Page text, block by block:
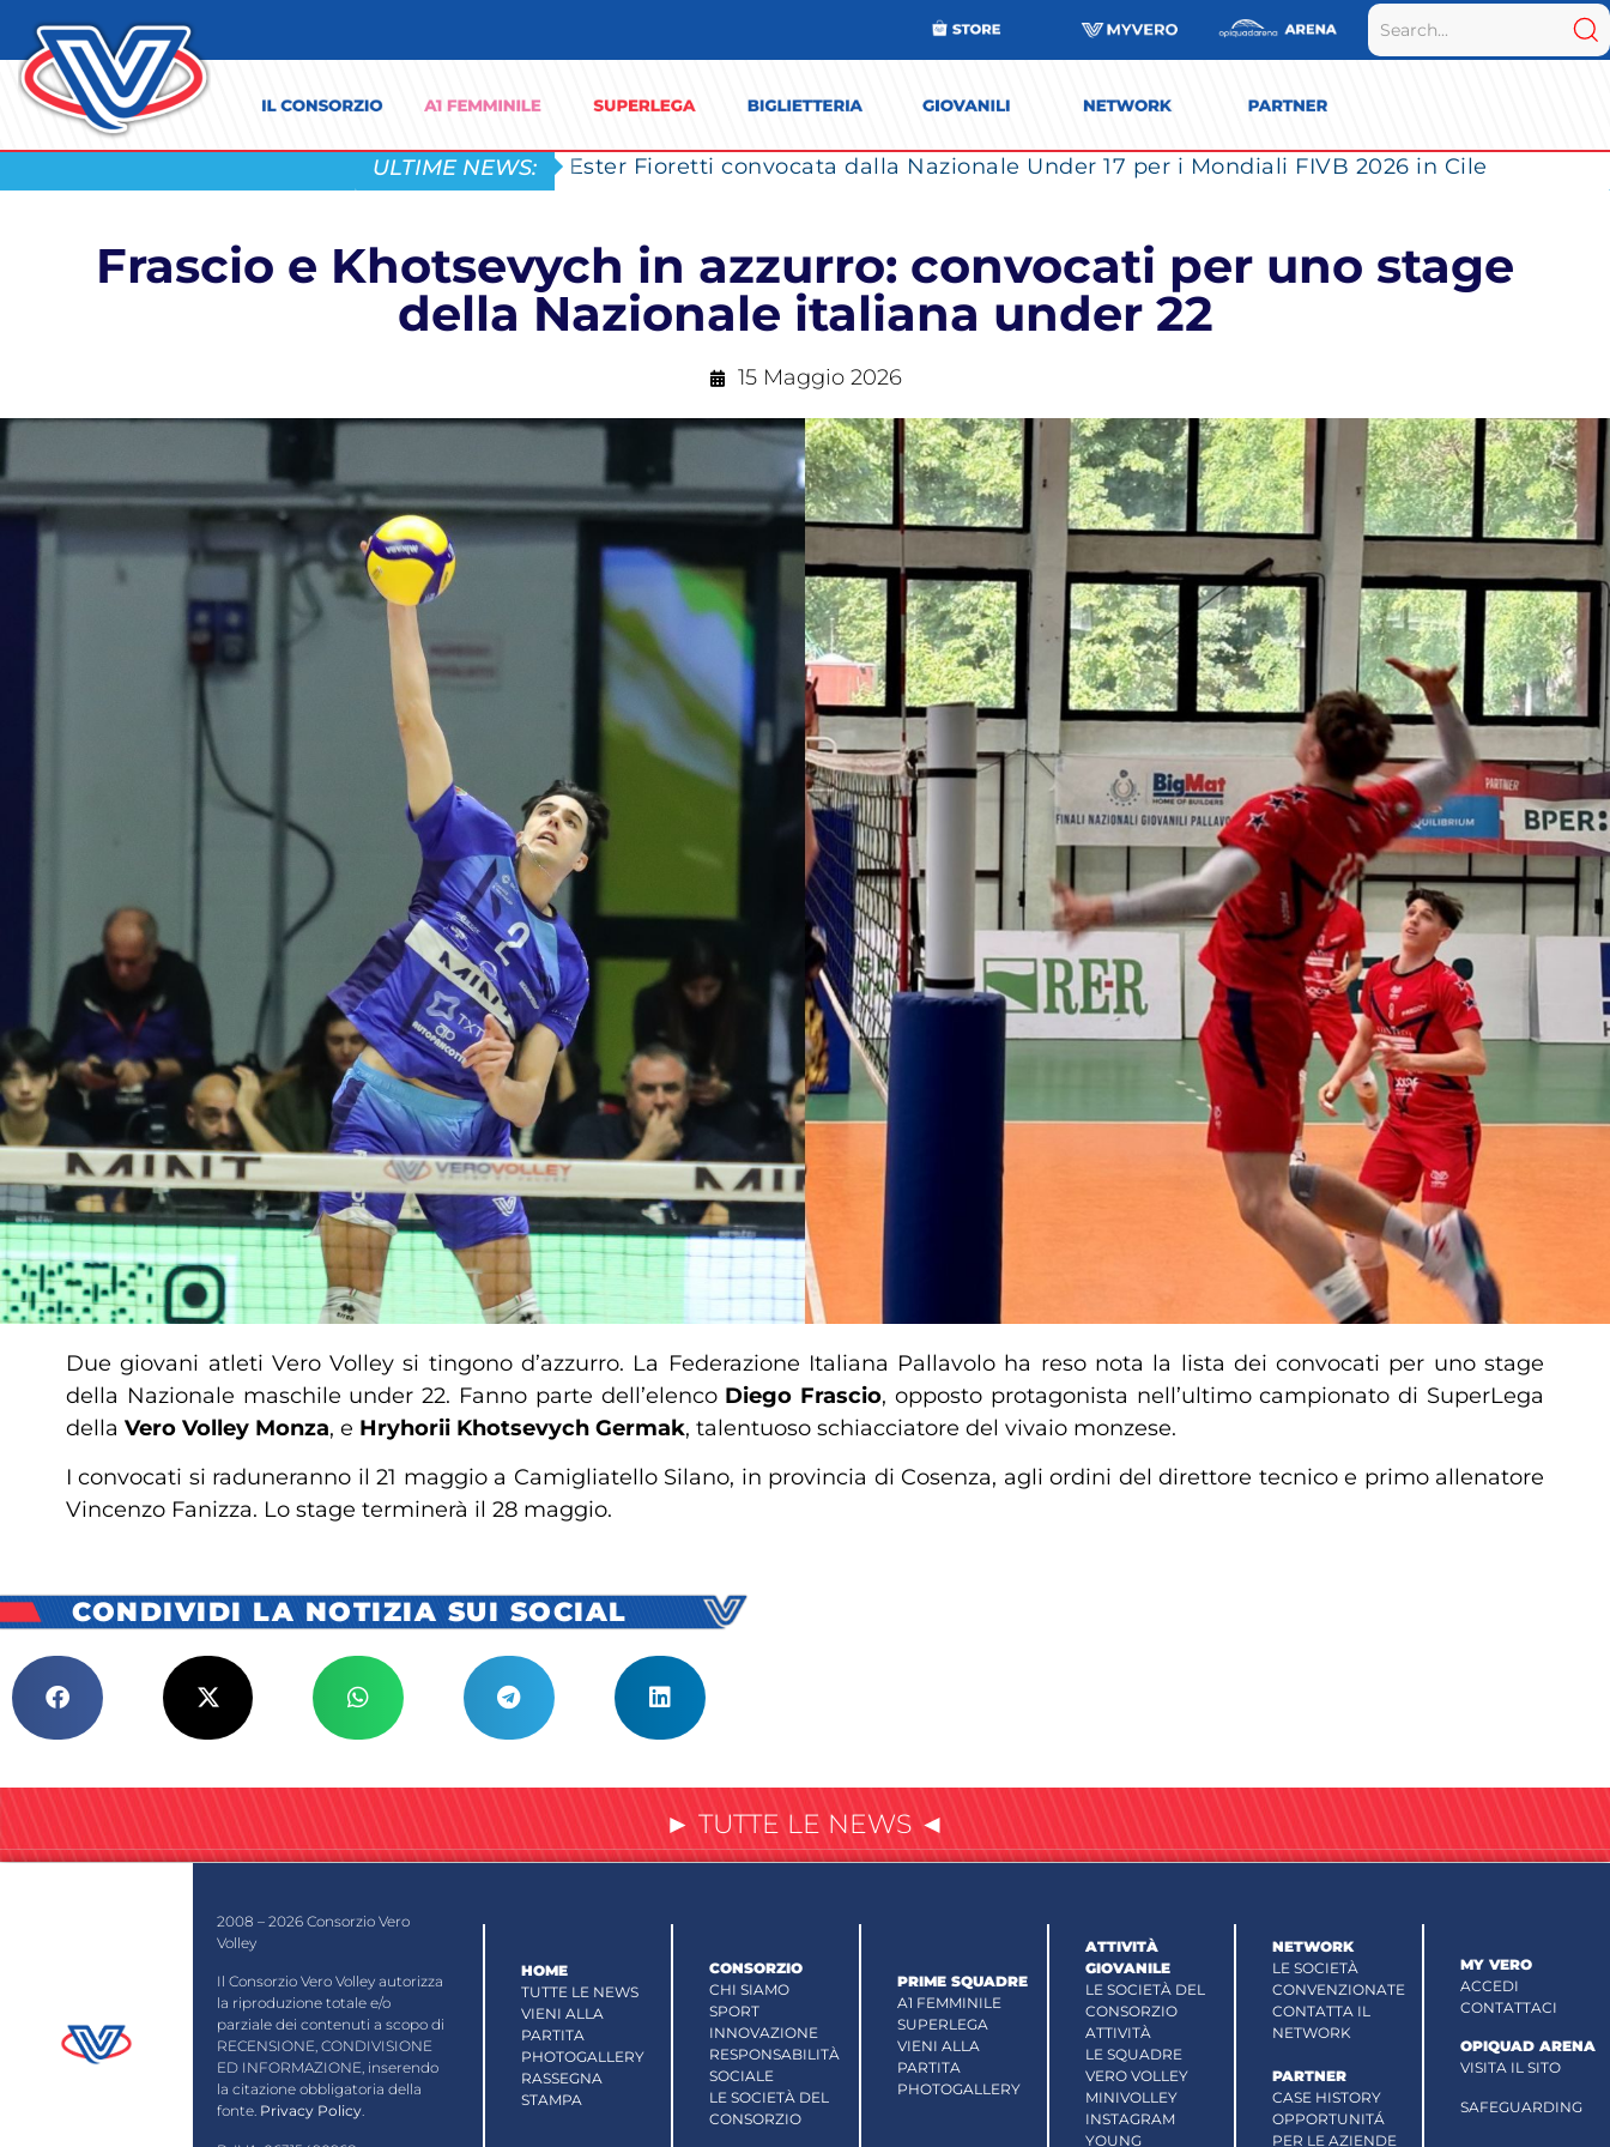
ULTIME NEWS: Ester Fioretti convocata dalla Nazionale Under 17 per i Mondiali FIVB 2026 in Cile
Frascio e Khotsevych in azzurro: convocati per uno stage
della Nazionale italiana under 22
15 Maggio 2026
Due giovani atleti Vero Volley si tingono d’azzurro. La Federazione Italiana Pallavolo ha reso nota la lista dei convocati per uno stage
della Nazionale maschile under 22. Fanno parte dell’elenco Diego Frascio, opposto protagonista nell’ultimo campionato di SuperLega
della Vero Volley Monza, e Hryhorii Khotsevych Germak, talentuoso schiacciatore del vivaio monzese.
I convocati si raduneranno il 21 maggio a Camigliatello Silano, in provincia di Cosenza, agli ordini del direttore tecnico e primo allenatore
Vincenzo Fanizza. Lo stage terminerà il 28 maggio.
CONDIVIDI LA NOTIZIA SUI SOCIAL
► TUTTE LE NEWS ◄
2008 – 2026 Consorzio Vero
Volley
Il Consorzio Vero Volley autorizza
la riproduzione totale e/o
parziale dei contenuti a scopo di
RECENSIONE, CONDIVISIONE
ED INFORMAZIONE, inserendo
la citazione obbligatoria della
fonte. Privacy Policy.
HOME
TUTTE LE NEWS
VIENI ALLA
PARTITA
PHOTOGALLERY
RASSEGNA
STAMPA
CONSORZIO
CHI SIAMO
SPORT
INNOVAZIONE
RESPONSABILITÀ
SOCIALE
LE SOCIETÀ DEL
CONSORZIO
PRIME SQUADRE
A1 FEMMINILE
SUPERLEGA
VIENI ALLA
PARTITA
PHOTOGALLERY
ATTIVITÀ
GIOVANILE
LE SOCIETÀ DEL
CONSORZIO
ATTIVITÀ
LE SQUADRE
VERO VOLLEY
MINIVOLLEY
INSTAGRAM
YOUNG
NETWORK
LE SOCIETÀ
CONVENZIONATE
CONTATTA IL
NETWORK
PARTNER
CASE HISTORY
OPPORTUNITÁ
PER LE AZIENDE
MY VERO
ACCEDI
CONTATTACI
OPIQUAD ARENA
VISITA IL SITO
SAFEGUARDING